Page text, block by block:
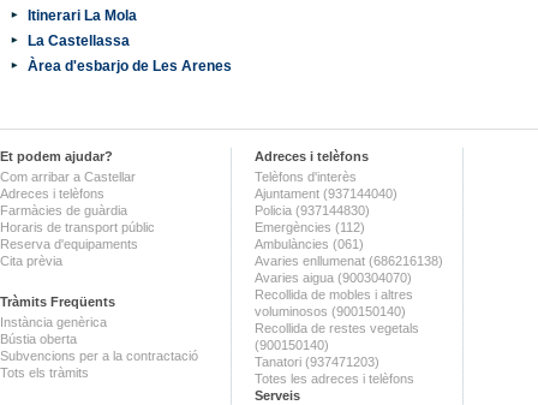
Itinerari La Mola
La Castellassa
Àrea d'esbarjo de Les Arenes
Et podem ajudar?
Com arribar a Castellar
Adreces i telèfons
Farmàcies de guàrdia
Horaris de transport públic
Reserva d'equipaments
Cita prèvia
Tràmits Freqüents
Instància genèrica
Bústia oberta
Subvencions per a la contractació
Tots els tràmits
Adreces i telèfons
Telèfons d'interès
Ajuntament (937144040)
Policia (937144830)
Emergències (112)
Ambulàncies (061)
Avaries enllumenat (686216138)
Avaries aigua (900304070)
Recollida de mobles i altres
voluminosos (900150140)
Recollida de restes vegetals
(900150140)
Tanatori (937471203)
Totes les adreces i telèfons
Serveis